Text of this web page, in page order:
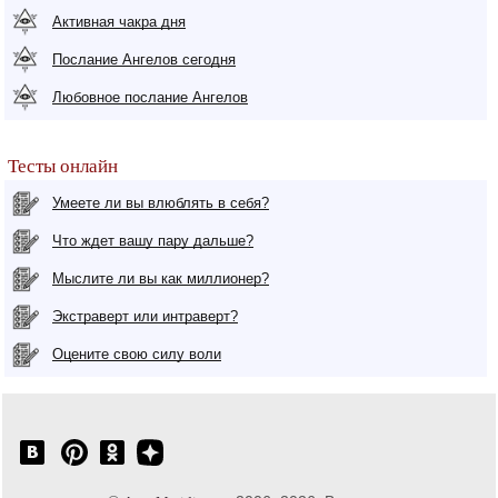
Активная чакра дня
Послание Ангелов сегодня
Любовное послание Ангелов
Тесты онлайн
Умеете ли вы влюблять в себя?
Что ждет вашу пару дальше?
Мыслите ли вы как миллионер?
Экстраверт или интраверт?
Оцените свою силу воли